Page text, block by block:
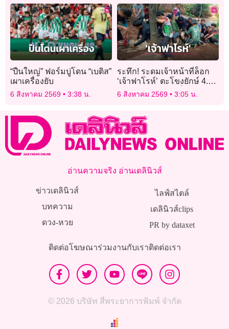
“ปืนใหญ่” ฟอร์มบู่โดน “เบติส”
เผาเครื่องยับ
6 สิงหาคม 2569 3:38 น.
ระทึก! ระดมเจ้าหน้าที่ล็อก
‘เจ้าฟาโรห์’ ตะโขงยักษ์ 4.5
เมตร ย้ายบ้านสำเร็จ
6 สิงหาคม 2569 3:05 น.
อ่านความจริง อ่านเดลินิวส์
ข่าวเดลินิวส์
บทความ
ดวง-หวย
ไลฟ์สไตล์
เดลินิวส์clips
PR by dataxet
ติดต่อโฆษณาร่วมงานกับเราติดต่อเรา
© 2026 บริษัท สี่พระยาการพิมพ์ จำกัด